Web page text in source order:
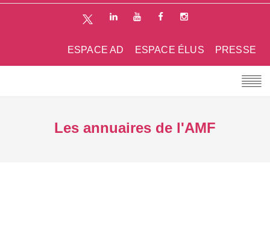
PRESSE
ESPACE ÉLUS
ESPACE AD
Les annuaires de l'AMF